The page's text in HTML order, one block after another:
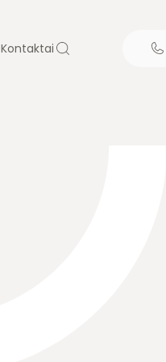
Kontaktai